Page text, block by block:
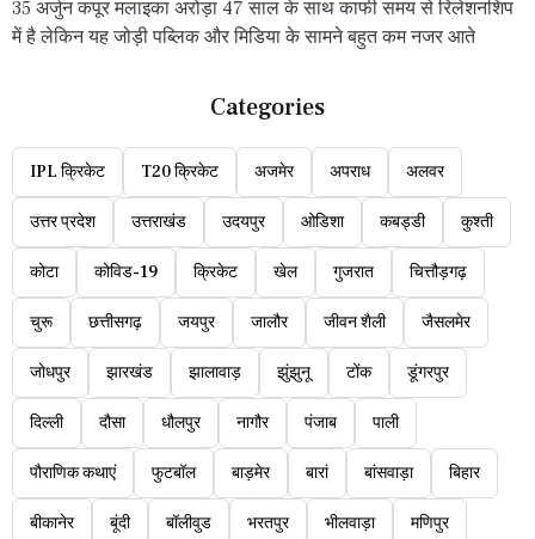
35 अर्जुन कपूर मलाइका अरोड़ा 47 साल के साथ काफी समय से रिलेशनशिप
में है लेकिन यह जोड़ी पब्लिक और मिडिया के सामने बहुत कम नजर आते
Categories
IPL क्रिकेट T20 क्रिकेट अजमेर अपराध अलवर
उत्तर प्रदेश उत्तराखंड उदयपुर ओडिशा कबड्डी कुश्ती
कोटा कोविड-19 क्रिकेट खेल गुजरात चित्तौड़गढ़
चुरू छत्तीसगढ़ जयपुर जालौर जीवन शैली जैसलमेर
जोधपुर झारखंड झालावाड़ झुंझुनू टोंक डूंगरपुर
दिल्ली दौसा धौलपुर नागौर पंजाब पाली
पौराणिक कथाएं फुटबॉल बाड़मेर बारां बांसवाड़ा बिहार
बीकानेर बूंदी बॉलीवुड भरतपुर भीलवाड़ा मणिपुर